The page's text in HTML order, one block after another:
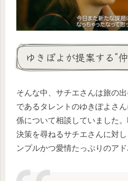
ゆきぽよが提案する“
そんな中、サチエさんは旅の
であるタレントのゆきぽよさ
係について相談していました
決策を尋ねるサチエさんに対
ンプルかつ愛情たっぷりのアド